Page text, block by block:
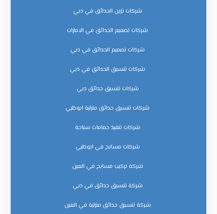
شركات تزين الحدائق في دبي
شركات تصميم الحدائق في الامارات
شركات تصميم الحدائق في دبي
شركات تنسيق الحدائق في دبي
شركات تنسيق حدائق دبي
شركات تنسيق حدائق منزلية ابوظبي
شركات تنفيذ حمامات سباحة
شركات مسابح في ابوظبي
شركة تركيب مسابح في العين
شركة تنسيق حدائق في دبي
شركة تنسيق حدائق منزلية في العين